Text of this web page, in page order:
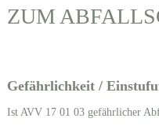
ZUM
Gefährlichkeit /
Ist AVV 17 01 03 gefährlicher